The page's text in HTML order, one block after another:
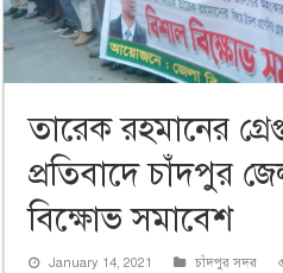
তারেক রহমানের
প্রতিবাদে চাঁদপুর
বিক্ষোভ সমাবেশ
January 14, 2021 চাঁদপুর সদর